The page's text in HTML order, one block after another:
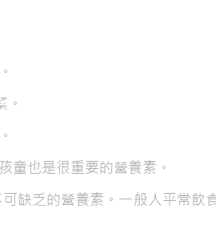
童也是很重要的營養素。
缺乏的營養素。一般人平常飲